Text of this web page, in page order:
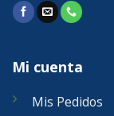
Mi cuenta
Mis Pedidos